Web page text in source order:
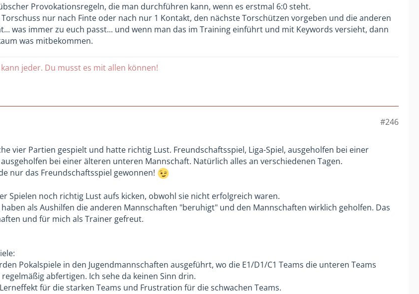
Provokationsregeln, die man durchführen kann, wenn es erstmal 6:0 steht.
nur nach Finte oder nach nur 1 Kontakt, den nächste Torschützen vorgeben und die anderen
was immer zu euch passt... und wenn man das im Training einführt und mit Keywords versieht, dann
was mitbekommen.
jeder. Du musst es mit allen können!
#246
vier Partien gespielt und hatte richtig Lust. Freundschaftsspiel, Liga-Spiel, ausgeholfen bei einer
bei einer älteren unteren Mannschaft. Natürlich alles an verschiedenen Tagen.
nur das Freundschaftsspiel gewonnen!
Spielen noch richtig Lust aufs kicken, obwohl sie nicht erfolgreich waren.
haben als Aushilfen die anderen Mannschaften "beruhigt" und den Mannschaften wirklich geholfen. Das
und für mich als Trainer gefreut.
Pokalspiele in den Jugendmannschaften ausgeführt, wo die E1/D1/C1 Teams die unteren Teams
abfertigen. Ich sehe da keinen Sinn drin.
für die starken Teams und Frustration für die schwachen Teams.